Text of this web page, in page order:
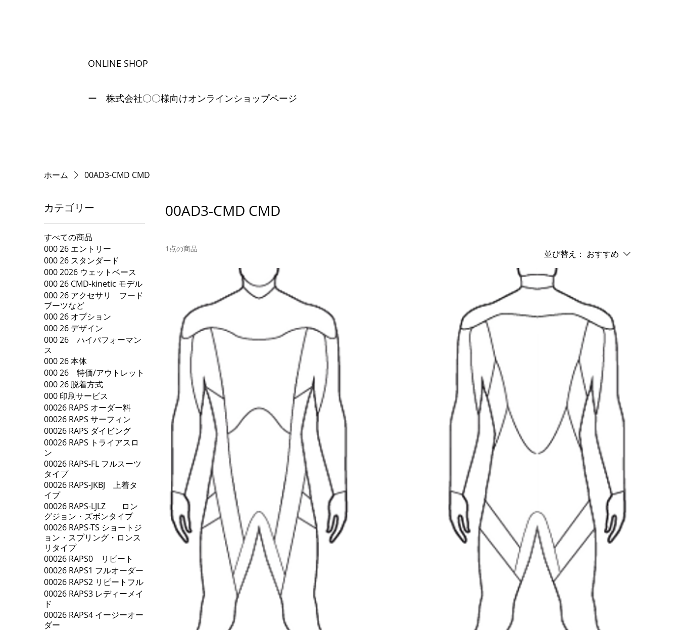
ONLINE SHOP
ー 株式会社〇〇様向けオンラインショップページ
ホーム 00AD3-CMD CMD
カテゴリー
すべての商品
000 26 エントリー
000 26 スタンダード
000 2026 ウェットベース
000 26 CMD-kinetic モデル
000 26 アクセサリ フード
ブーツなど
000 26 オプション
000 26 デザイン
000 26 ハイパフォーマン
ス
000 26 本体
000 26 特価/アウトレット
000 26 脱着方式
000 印刷サービス
00026 RAPS オーダー料
00026 RAPS サーフィン
00026 RAPS ダイビング
00026 RAPS トライアスロ
ン
00026 RAPS-FL フルスーツ
タイプ
00026 RAPS-JKBJ 上着タ
イプ
00026 RAPS-LJLZ ロン
グジョン・ズボンタイプ
00026 RAPS-TS ショートジ
ョン・スプリング・ロンス
リタイプ
00026 RAPS0 リピート
00026 RAPS1 フルオーダー
00026 RAPS2 リピートフル
00026 RAPS3 レディーメイ
ド
00026 RAPS4 イージーオー
ダー
00AD3-CMD CMD
1点の商品 並び替え： おすすめ